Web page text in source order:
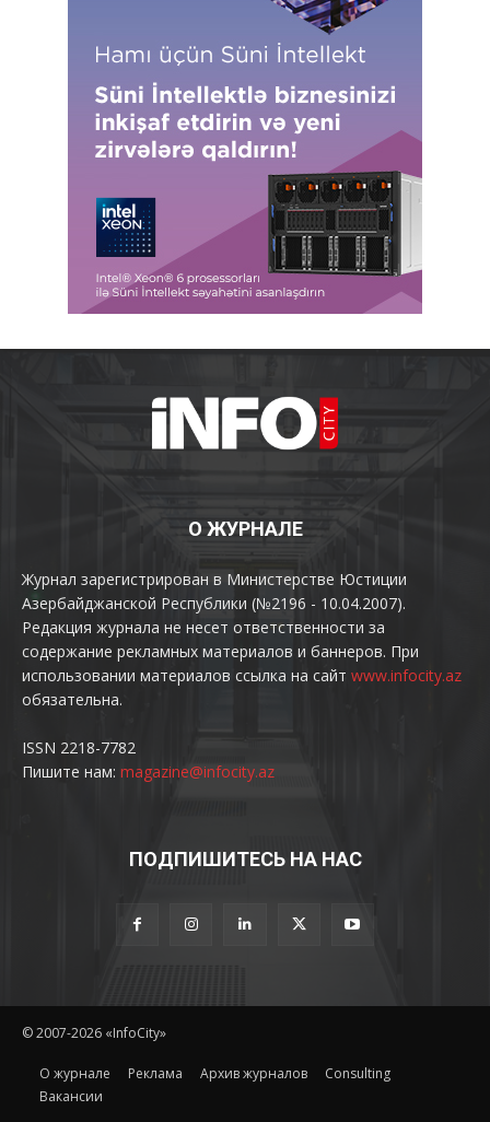
О ЖУРНАЛЕ
Журнал зарегистрирован в Министерстве Юстиции
Азербайджанской Республики (№2196 - 10.04.2007).
Редакция журнала не несет ответственности за
содержание рекламных материалов и баннеров. При
использовании материалов ссылка на сайт www.infocity.az
обязательна.
ISSN 2218-7782
Пишите нам: magazine@infocity.az
ПОДПИШИТЕСЬ НА НАС
© 2007-2026 «InfoCity»
O журнале Реклама Архив журналов
Consulting
Вакансии